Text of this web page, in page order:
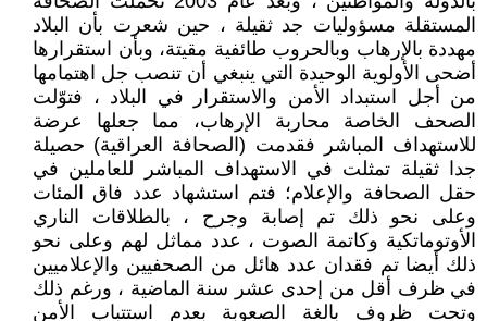
المستقلة مسؤوليات جد ثقيلة ، حين شعرت بأن البلاد
مهددة بالإرهاب وبالحروب طائفية مقيتة، وبأن استقرارها
أضحى الأولوية الوحيدة التي ينبغي أن تنصب جل اهتمامها
من أجل استبداد الأمن والاستقرار في البلاد ، فتوّلت
الصحف الخاصة محاربة الإرهاب، مما جعلها عرضة
للاستهداف المباشر فقدمت (الصحافة العراقية) حصيلة
جدا ثقيلة تمثلت في الاستهداف المباشر للعاملين في
حقل الصحافة والإعلام؛ فتم استشهاد عدد فاق المئات
وعلى نحو ذلك تم إصابة وجرح ، بالطلاقات الناري
الأوتوماتكية وكاتمة الصوت ، عدد مماثل لهم وعلى نحو
ذلك أيضا تم فقدان عدد هائل من الصحفيين والإعلاميين
في ظرف أقل من إحدى عشر سنة الماضية ، ورغم ذلك
وتحت ظروف بالغة الصعوبة بعدم استتباب الأمن